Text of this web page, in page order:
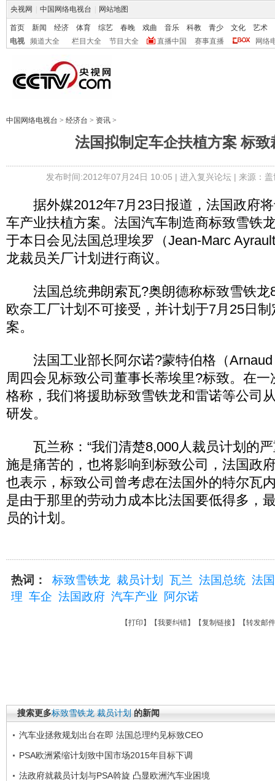
央视网 中国网络电视台 网站地图
首页 新闻 经济 体育 综艺 春晚 戏曲 音乐 科教 青少 文化
艺术
电视
频道大全 栏目大全 节目大全 直播中国 赛事直播 网络
中国网络电视台 > 经济台 > 资讯 >
法国拟制定车企扶植方案 标致
发布时间:2012年07月24日 10:05 | 进入复兴论坛| 来源：
据外媒2012年7月23日报道，法国政府将
车产业扶植方案。法国汽车制造商标致雪铁
于本日会见法国总理埃罗（Jean-Marc
龙裁员关厂计划进行商议。
法国总统弗朗索瓦?奥朗德称标致雪铁龙
欧奈工厂计划不可接受，并计划于7月25日
案。
法国工业部长阿尔诺?蒙特伯格（Arnaud
周四会见标致公司董事长蒂埃里?标致。在
格称，我们将援助标致雪铁龙和雷诺等公司
研发。
瓦兰称：“我们清楚8,000人裁员计划的严
施是痛苦的，也将影响到标致公司，法国政
也表示，标致公司曾考虑在法国外的特尔瓦
是由于那里的劳动力成本比法国要低得多，
员的计划。
热词： 标致雪铁龙 裁员计划 瓦兰 法国总统 法
理 车企 法国政府 汽车产业 阿尔诺
【打印 】【我要纠错】【复制链接】【转发邮件
搜索更多标致雪铁龙 裁员计划 的新闻
汽车业拯救规划出台在即 法国总理约见标致CEO
PSA欧洲紧缩计划致中国市场2015年目标下调
法政府就裁员计划与PSA斡旋 凸显欧洲汽车业困境